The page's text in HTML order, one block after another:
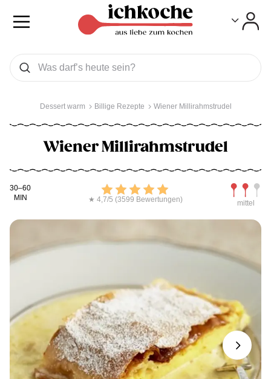
Was wollen Sie suchen
Suchen
Dessert warm Billige Rezepte Wiener Millirahmstrudel
Wiener Millirahmstrudel
Kochdauer
30–60
MIN
Bewerten
★ 4,7/5 (3599 Bewertungen) mittel
Next